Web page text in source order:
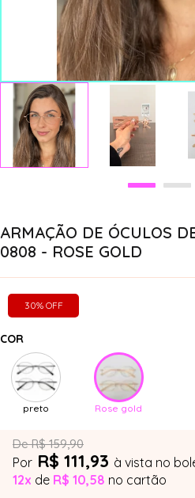
ARMAÇÃO DE ÓCULOS
0808 - ROSE GOLD
30% OFF
COR
preto Rose gold
De R$ 159,90
Por R$ 111,93 à vista no
12x de R$ 10,58 no cartão